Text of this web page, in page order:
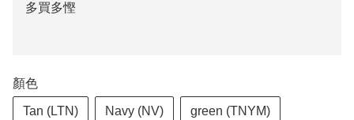
多買多慳
顏色
Tan (LTN) Navy (NV) green (TNYM)